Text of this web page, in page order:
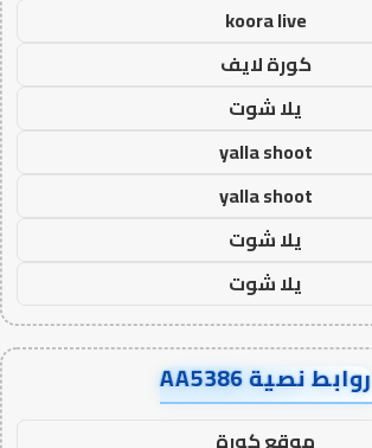
koora live
كورة لايف
يلا شوت
yalla shoot
yalla shoot
يلا شوت
يلا شوت
روابط نصية AA5386